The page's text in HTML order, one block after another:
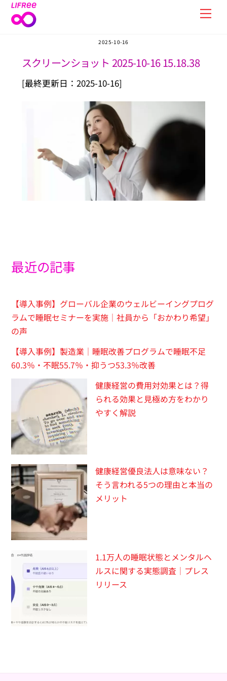
Skip
2025-10-16
スクリーンショット 2025-10-16 15.18.38
[最終更新日：2025-10-16]
最近の記事
【導入事例】グローバル企業のウェルビーイングプログ
ラムで睡眠セミナーを実施｜社員から「おかわり希望」
の声
【導入事例】製造業｜睡眠改善プログラムで睡眠不足
60.3％・不眠55.7％・抑うつ53.3％改善
健康経営の費用対効果とは？得
られる効果と見極め方をわかり
やすく解説
健康経営優良法人は意味ない？
そう言われる5つの理由と本当の
メリット
1.1万人の睡眠状態とメンタルヘ
ルスに関する実態調査｜プレス
リリース